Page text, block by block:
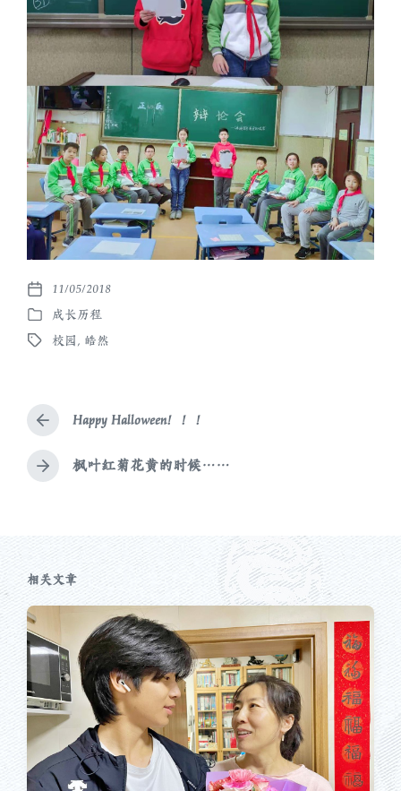
发
布
日
11/05/2018
发
布
成长历程
标
校园, 皓然
上
篇
文
章
Happy Halloween！！！
下
枫叶红菊花黄的时候……
相关文章